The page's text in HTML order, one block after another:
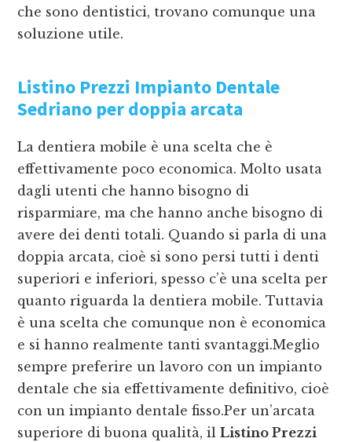
che sono dentistici, trovano comunque una
soluzione utile.
Listino Prezzi Impianto Dentale
Sedriano per doppia arcata
La dentiera mobile è una scelta che è
effettivamente poco economica. Molto usata
dagli utenti che hanno bisogno di
risparmiare, ma che hanno anche bisogno di
avere dei denti totali. Quando si parla di una
doppia arcata, cioè si sono persi tutti i denti
superiori e inferiori, spesso c’è una scelta per
quanto riguarda la dentiera mobile. Tuttavia
è una scelta che comunque non è economica
e si hanno realmente tanti svantaggi.Meglio
sempre preferire un lavoro con un impianto
dentale che sia effettivamente definitivo, cioè
con un impianto dentale fisso.Per un’arcata
superiore di buona qualità, ilListino Prezzi